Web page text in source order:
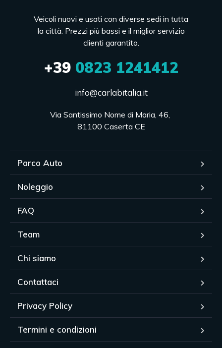
Veicoli nuovi e usati con diverse sedi in tutta
la città. Prezzi più bassi e il miglior servizio
clienti garantito.
+390823 1241412
info@carlabitalia.it
Via Santissimo Nome di Maria, 46,
81100 Caserta CE
Parco Auto
Noleggio
FAQ
Team
Chi siamo
Contattaci
Privacy Policy
Termini e condizioni